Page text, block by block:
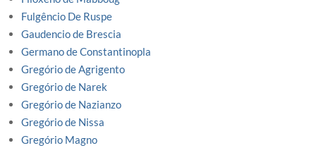
Fulgêncio De Ruspe
Gaudencio de Brescia
Germano de Constantinopla
Gregório de Agrigento
Gregório de Narek
Gregório de Nazianzo
Gregório de Nissa
Gregório Magno